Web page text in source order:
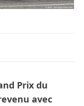
Prix du
avec